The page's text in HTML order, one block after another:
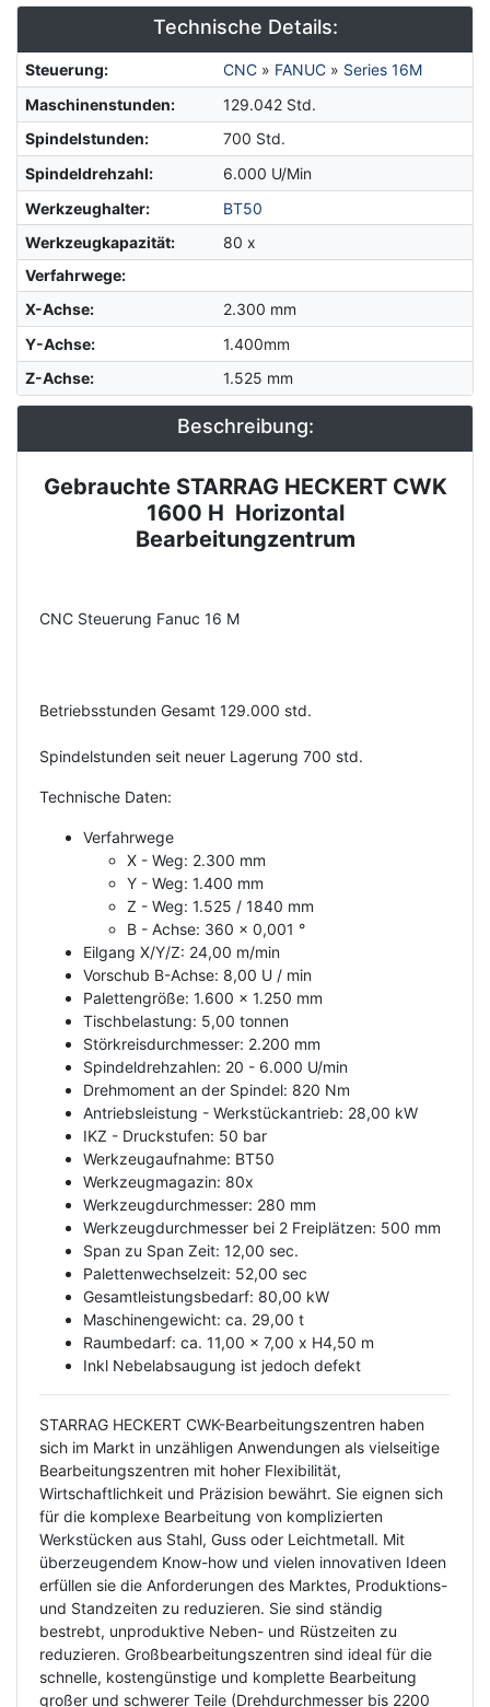
Technische Details:
Steuerung: CNC» FANUC» Series 16M
Maschinenstunden:
129.042 Std.
Spindelstunden:
700 Std.
Spindeldrehzahl:
6.000 U/Min
Werkzeughalter:
BT50
Werkzeugkapazität:
80 x
Verfahrwege:
X-Achse:
2.300 mm
Y-Achse:
1.400mm
Z-Achse: 1.525 mm
Beschreibung:
Description
Gebrauchte STARRAG HECKERT CWK
1600 H Horizontal
Bearbeitungzentrum
CNC Steuerung Fanuc 16 M
Betriebsstunden Gesamt 129.000 std.
Spindelstunden seit neuer Lagerung 700 std.
Technische Daten:
Verfahrwege
X - Weg: 2.300 mm
Y - Weg: 1.400 mm
Z - Weg: 1.525 / 1840 mm
B - Achse: 360 x 0,001 °
Eilgang X/Y/Z: 24,00 m/min
Vorschub B-Achse: 8,00 U / min
Palettengröße: 1.600 x 1.250 mm
Tischbelastung: 5,00 tonnen
Störkreisdurchmesser: 2.200 mm
Spindeldrehzahlen: 20 - 6.000 U/min
Drehmoment an der Spindel: 820 Nm
Antriebsleistung - Werkstückantrieb: 28,00 kW
IKZ - Druckstufen: 50 bar
Werkzeugaufnahme: BT50
Werkzeugmagazin: 80x
Werkzeugdurchmesser: 280 mm
Werkzeugdurchmesser bei 2 Freiplätzen: 500 mm
Span zu Span Zeit: 12,00 sec.
Palettenwechselzeit: 52,00 sec
Gesamtleistungsbedarf: 80,00 kW
Maschinengewicht: ca. 29,00 t
Raumbedarf: ca. 11,00 x 7,00 x H4,50 m
Inkl Nebelabsaugung ist jedoch defekt
STARRAG HECKERT CWK-Bearbeitungszentren haben
sich im Markt in unzähligen Anwendungen als vielseitige
Bearbeitungszentren mit hoher Flexibilität,
Wirtschaftlichkeit und Präzision bewährt. Sie eignen sich
für die komplexe Bearbeitung von komplizierten
Werkstücken aus Stahl, Guss oder Leichtmetall. Mit
überzeugendem Know-how und vielen innovativen Ideen
erfüllen sie die Anforderungen des Marktes, Produktions-
und Standzeiten zu reduzieren. Sie sind ständig
bestrebt, unproduktive Neben- und Rüstzeiten zu
reduzieren. Großbearbeitungszentren sind ideal für die
schnelle, kostengünstige und komplette Bearbeitung
großer und schwerer Teile (Drehdurchmesser bis 2200